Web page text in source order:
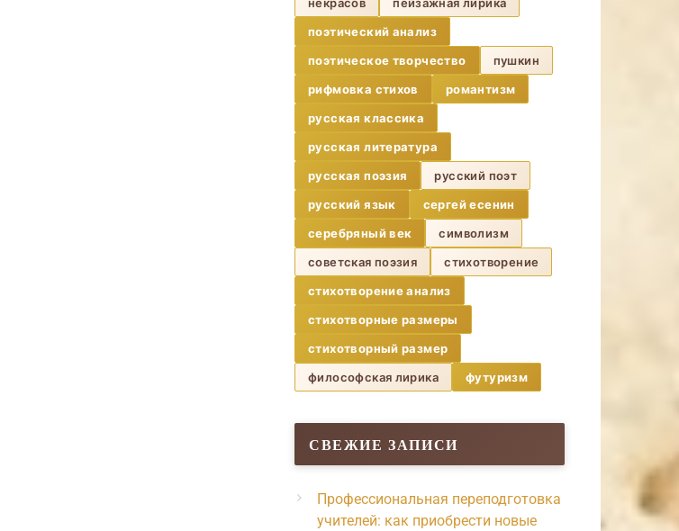
поэтический анализ
поэтическое творчество
пушкин
рифмовка стихов
романтизм
русская классика
русская литература
русская поэзия
русский поэт
русский язык
сергей есенин
серебряный век
символизм
советская поэзия
стихотворение
стихотворение анализ
стихотворные размеры
стихотворный размер
философская лирика
футуризм
СВЕЖИЕ ЗАПИСИ
Профессиональная переподготовка
учителей: как приобрести новые